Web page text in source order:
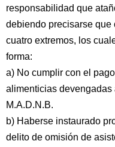
responsabilidad que
debiendo precisarse que
cuatro extremos, los
forma:
a) No cumplir con el
alimenticias devengadas
M.A.D.N.B.
b) Haberse instaurado
delito de omisión de